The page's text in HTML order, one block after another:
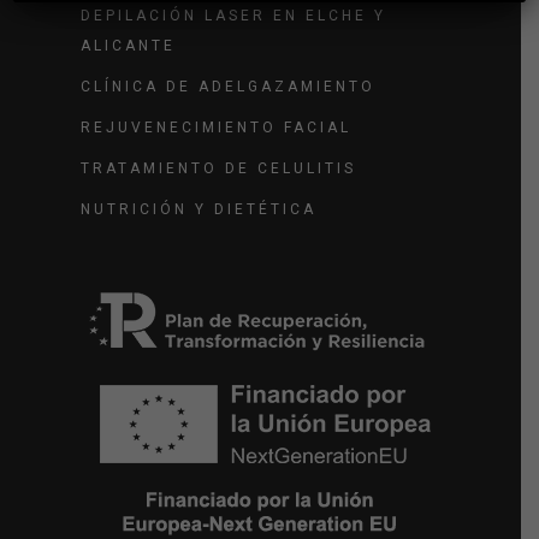
DEPILACIÓN LASER EN ELCHE Y
ALICANTE
CLÍNICA DE ADELGAZAMIENTO
REJUVENECIMIENTO FACIAL
TRATAMIENTO DE CELULITIS
NUTRICIÓN Y DIETÉTICA